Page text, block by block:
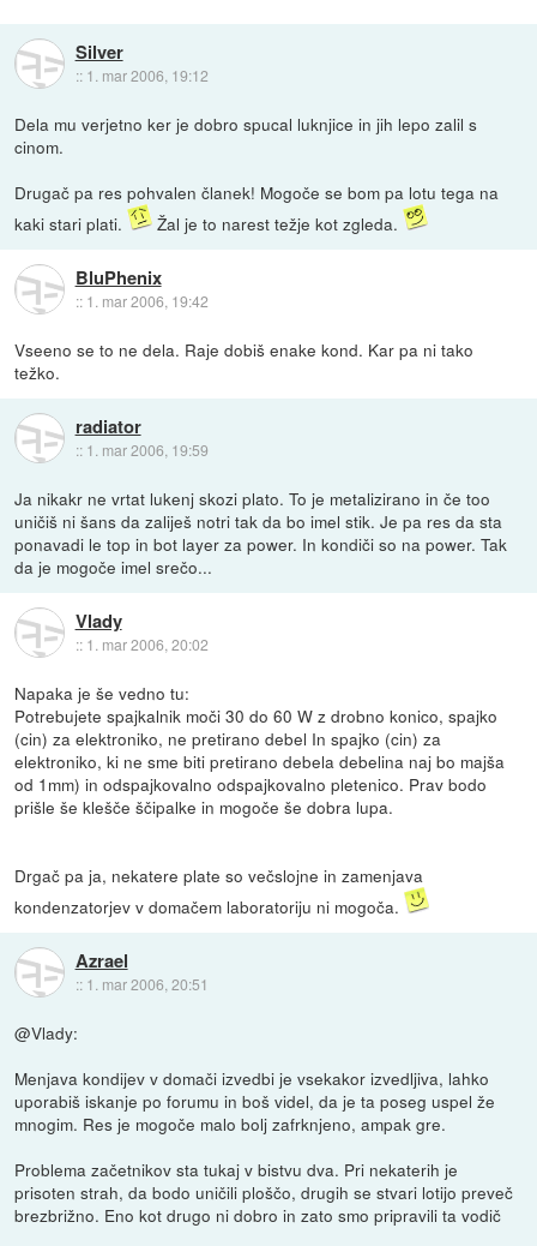
Silver
:: 1. mar 2006, 19:12
Dela mu verjetno ker je dobro spucal luknjice in jih lepo zalil s
cinom.
Drugač pa res pohvalen članek! Mogoče se bom pa lotu tega na
kaki stari plati.
Žal je to narest težje kot zgleda.
BluPhenix
:: 1. mar 2006, 19:42
Vseeno se to ne dela. Raje dobiš enake kond. Kar pa ni tako
težko.
radiator
:: 1. mar 2006, 19:59
Ja nikakr ne vrtat lukenj skozi plato. To je metalizirano in če too
uničiš ni šans da zaliješ notri tak da bo imel stik. Je pa res da sta
ponavadi le top in bot layer za power. In kondiči so na power. Tak
da je mogoče imel srečo...
Vlady
:: 1. mar 2006, 20:02
Napaka je še vedno tu:
Potrebujete spajkalnik moči 30 do 60 W z drobno konico, spajko
(cin) za elektroniko, ne pretirano debel In spajko (cin) za
elektroniko, ki ne sme biti pretirano debela debelina naj bo majša
od 1mm) in odspajkovalno odspajkovalno pletenico. Prav bodo
prišle še klešče ščipalke in mogoče še dobra lupa.
Drgač pa ja, nekatere plate so večslojne in zamenjava
kondenzatorjev v domačem laboratoriju ni mogoča.
Azrael
:: 1. mar 2006, 20:51
@Vlady:
Menjava kondijev v domači izvedbi je vsekakor izvedljiva, lahko
uporabiš iskanje po forumu in boš videl, da je ta poseg uspel že
mnogim. Res je mogoče malo bolj zafrknjeno, ampak gre.
Problema začetnikov sta tukaj v bistvu dva. Pri nekaterih je
prisoten strah, da bodo uničili ploščo, drugih se stvari lotijo preveč
brezbrižno. Eno kot drugo ni dobro in zato smo pripravili ta vodič